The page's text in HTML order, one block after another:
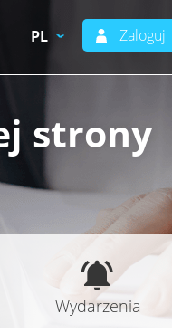
Zaloguj
PL
Wydarzenia
strony